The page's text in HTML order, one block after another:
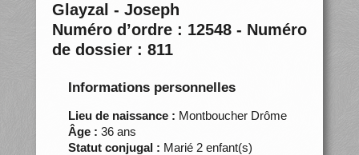
Glayzal - Joseph
Numéro d’ordre : 12548 - Numéro
de dossier : 811
Informations personnelles
Lieu de naissance : Montboucher Drôme
Âge : 36 ans
Statut conjugal : Marié 2 enfant(s)